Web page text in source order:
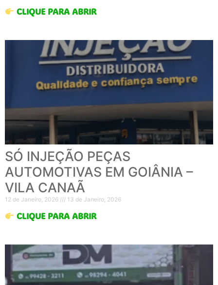
CLIQUE PARA ABRIR
SÓ INJEÇÃO PEÇAS
AUTOMOTIVAS EM GOIÂNIA –
VILA CANAÃ
12 de Janeiro, 2026 13 de Janeiro, 2026
CLIQUE PARA ABRIR